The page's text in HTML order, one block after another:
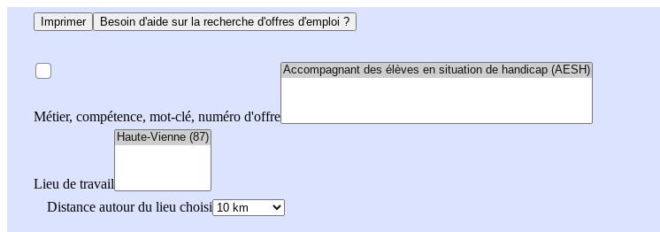
Imprimer Besoin d'aide sur la recherche d'offres d'emploi ?
Métier, compétence, mot-clé, numéro d'offre
Lieu de travail
Distance autour du lieu choisi